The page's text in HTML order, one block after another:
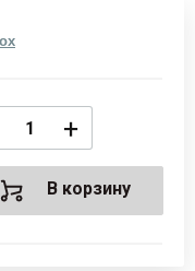
+
В корзину